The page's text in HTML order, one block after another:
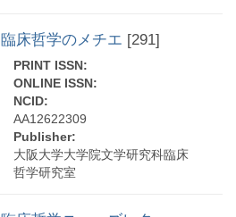
臨床哲学のメチエ [291]
PRINT ISSN:
ONLINE ISSN:
NCID:
AA12622309
Publisher:
大阪大学大学院文学研究科臨床
哲学研究室